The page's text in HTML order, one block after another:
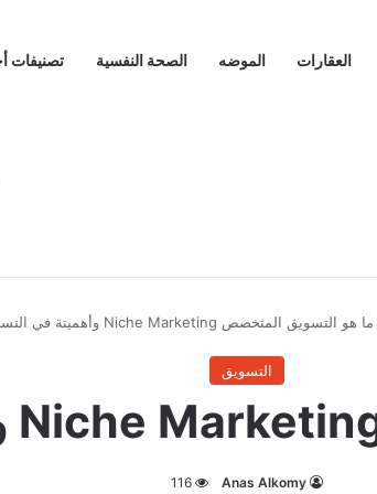
العقارات الموضه الصحة النفسية تصنيفات
ما هو التسويق المتخصص Niche Marketing وأهميتة في التسويق
التسويق
Anas Alkomy
116